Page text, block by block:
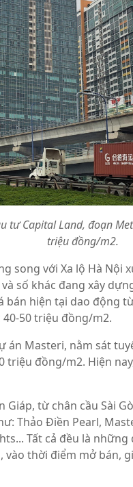
tư Capital Land, đoạn
triệu đồng/m2.
song với Xa lộ Hà Nội
số khác đang xây
bán hiện tại dao động
50 triệu đồng/m2.
án Masteri, nằm sát
triệu đồng/m2. Hiện
từ chân cầu Sài
Thảo Điền Pearl,
Tất cả đều là
thời điểm mở bán,